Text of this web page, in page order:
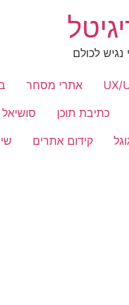
נגיש לכולם
UX/ אתרי מסחר
כתיבת תוכן
קידום אתרים